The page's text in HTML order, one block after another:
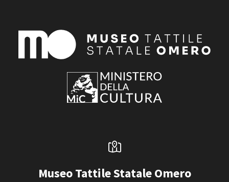
Museo Tattile Statale Omero